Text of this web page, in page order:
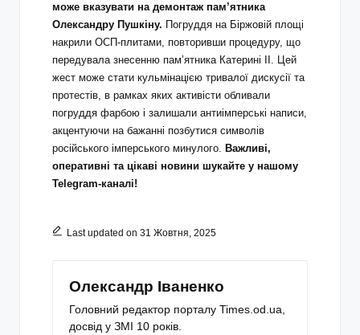
може вказувати на демонтаж пам’ятника
Олександру Пушкіну. Погруддя на Біржовій площі
накрили ОСП-плитами, повторивши процедуру, що
передувала знесенню пам’ятника Катерині ІІ. Цей
жест може стати кульмінацією тривалої дискусії та
протестів, в рамках яких активісти обливали
погруддя фарбою і залишали антиімперські написи,
акцентуючи на бажанні позбутися символів
російського імперського минулого. Важливі,
оперативні та цікаві новини шукайте у нашому
Telegram-каналі!
Last updated on 31 Жовтня, 2025
Олександр Іваненко
Головний редактор порталу Times.od.ua,
досвід у ЗМІ 10 років.